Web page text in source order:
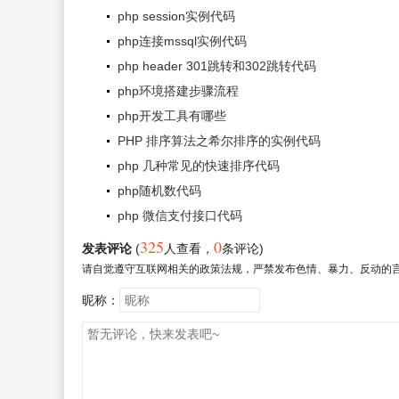
php session实例代码
php连接mssql实例代码
php header 301跳转和302跳转代码
php环境搭建步骤流程
php开发工具有哪些
PHP 排序算法之希尔排序的实例代码
php 几种常见的快速排序代码
php随机数代码
php 微信支付接口代码
发表评论 (325 人查看 ， 0条评论)
请自觉遵守互联网相关的政策法规，严禁发布色情、暴力、反动的
昵称：